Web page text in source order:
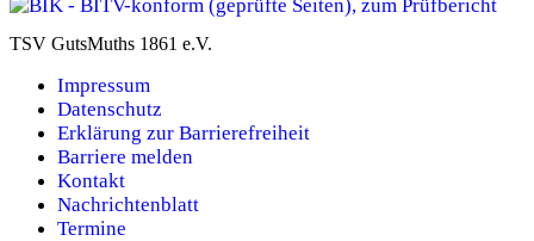
TSV GutsMuths 1861 e.V.
Impressum
Datenschutz
Erklärung zur Barrierefreiheit
Barriere melden
Kontakt
Nachrichtenblatt
Termine